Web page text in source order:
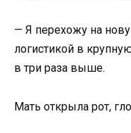
— Я перехожу на
логистикой в
в три раза выше.
Мать открыла рот,